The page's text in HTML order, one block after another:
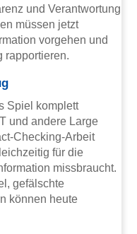
und Verantwortung
müssen jetzt
vorgehen und
rapportieren.
Spiel komplett
und andere Large
Checking-Arbeit
für die
missbraucht.
gefälschte
können heute